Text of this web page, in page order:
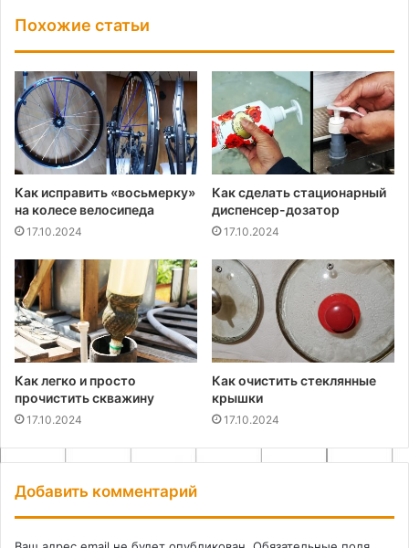
Похожие статьи
Как исправить «восьмерку»
на колесе велосипеда
17.10.2024
Как сделать стационарный
диспенсер-дозатор
17.10.2024
Как легко и просто
прочистить скважину
17.10.2024
Как очистить стеклянные
крышки
17.10.2024
Добавить комментарий